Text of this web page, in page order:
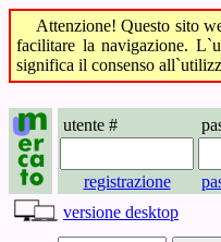
Attenzione! Questo sito
facilitare la navigazione.
significa il consenso
utente #
registrazione
versione desktop